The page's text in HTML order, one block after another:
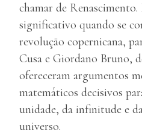
chamar de Renascimento.
significativo quando se
revolução copernicana,
Cusa e Giordano Bruno,
ofereceram argumentos
matemáticos decisivos
unidade, da infinitude e
universo.